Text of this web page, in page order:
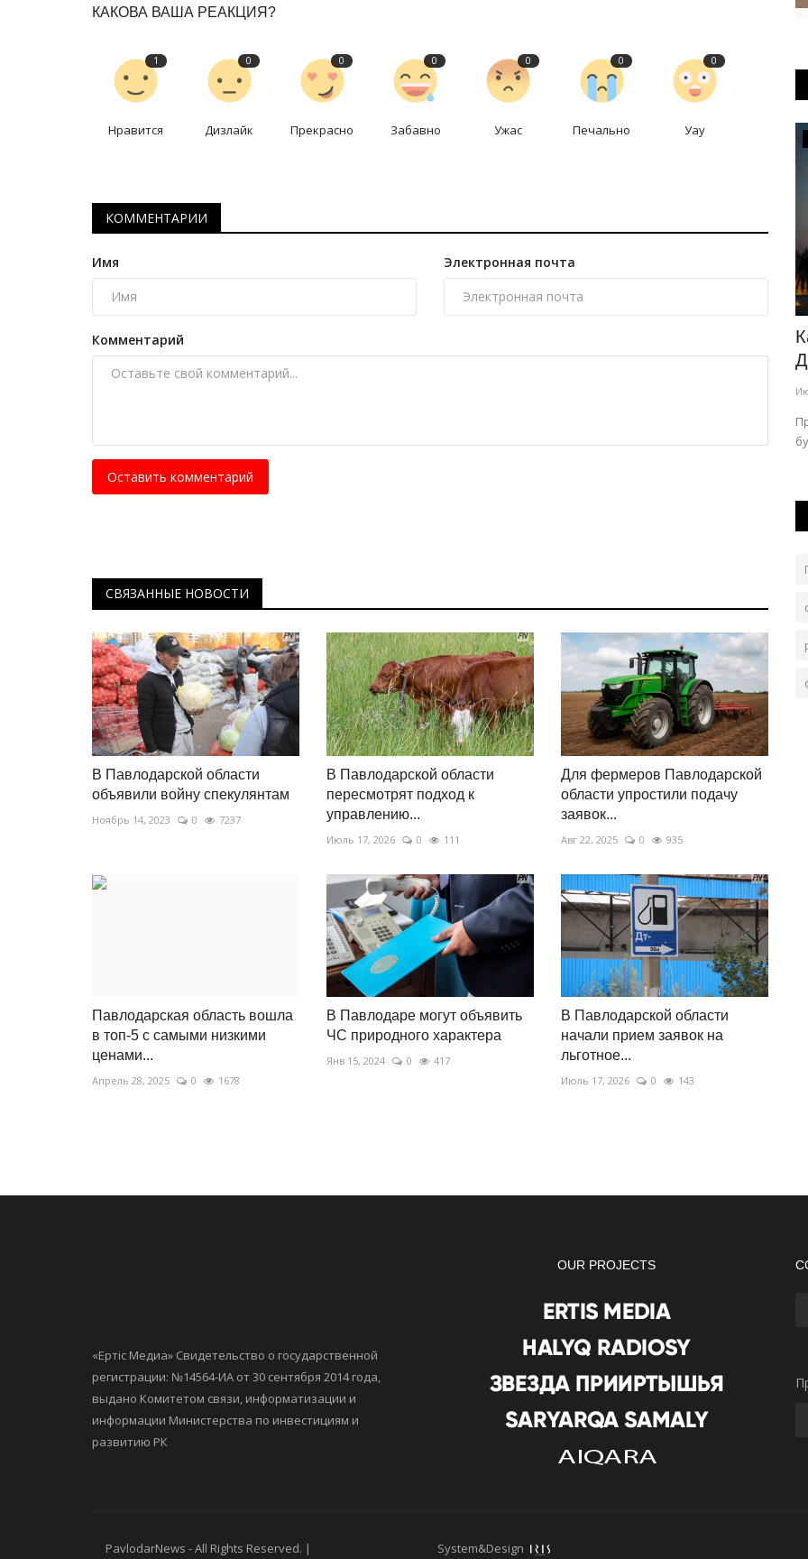
КАКОВА ВАША РЕАКЦИЯ?
1
Нравится
0
Дизлайк
0
Прекрасно
0
Забавно
0
Ужас
0
Печально
0
Уау
КОММЕНТАРИИ
Имя Электронная почта
Комментарий
Оставить комментарий
СВЯЗАННЫЕ НОВОСТИ
В Павлодарской области
объявили войну спекулянтам
Ноябрь 14, 2023 0 7237
В Павлодарской области
пересмотрят подход к
управлению...
Июль 17, 2026 0 111
Для фермеров Павлодарской
области упростили подачу
заявок...
Авг 22, 2025 0 935
Павлодарская область вошла
в топ-5 с самыми низкими
ценами...
Апрель 28, 2025 0 1678
В Павлодаре могут объявить
ЧС природного характера
Янв 15, 2024 0 417
В Павлодарской области
начали прием заявок на
льготное...
Июль 17, 2026 0 143
Национальный спорт
Павлодарские полицейские вышли на
татами и на стрелковые...
спорта.
OFFICIAL
электричество
«Ертiс Медиа» Свидетельство о государственной
регистрации: №14564-ИА от 30 сентября 2014 года,
выдано Комитетом связи, информатизации и
информации Министерства по инвестициям и
развитию РК
OUR PROJECTS
PavlodarNews - All Rights Reserved. | System&Design